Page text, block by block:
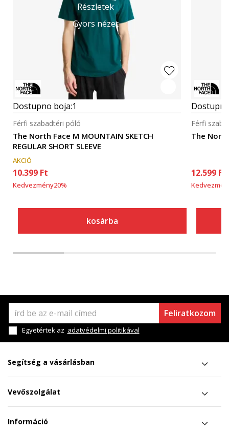
Részletek
Gyors nézet
Dostupno boja:1
The North Face M MOUNTAIN SKETCH
REGULAR SHORT SLEEVE
Férfi szabadtéri póló
AKCIÓ
10.399 Ft
Kedvezmény20%
kosárba
The North
Férfi
12.599 Ft
Feliratkozom
Egyetértek az adatvédelmi politikával
Segítség a vásárlásban
Vevőszolgálat
Információ